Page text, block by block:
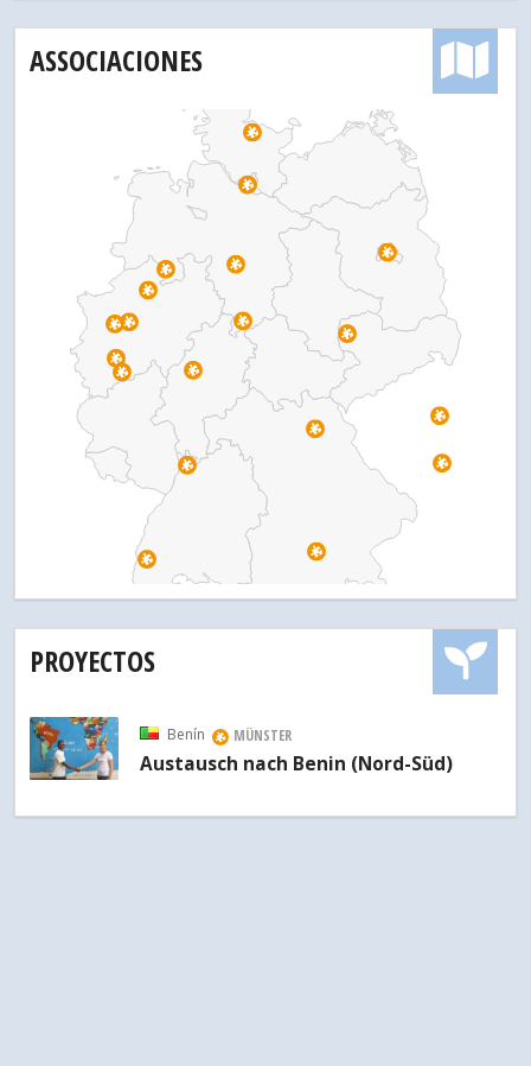
ASSOCIACIONES
PROYECTOS
Benín MÜNSTER
Austausch nach Benin (Nord-Süd)